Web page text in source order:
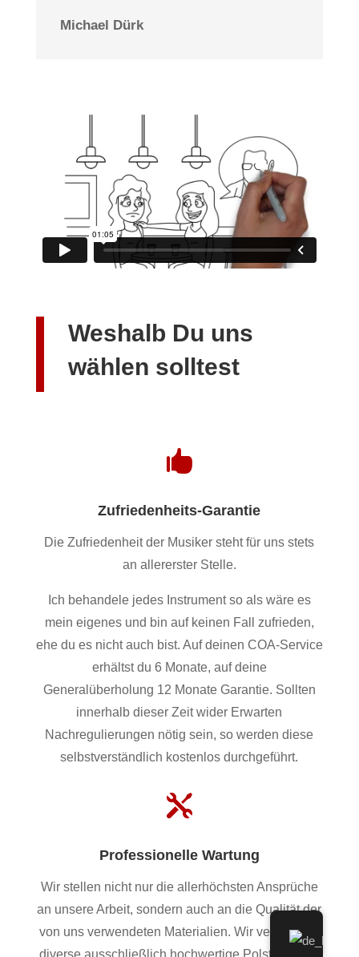
Michael Dürk
Weshalb Du uns
wählen solltest

Zufriedenheits-Garantie
Die Zufriedenheit der Musiker steht für uns stets
an allererster Stelle.
Ich behandele jedes Instrument so als wäre es
mein eigenes und bin auf keinen Fall zufrieden,
ehe du es nicht auch bist. Auf deinen COA-Service
erhältst du 6 Monate, auf deine
Generalüberholung 12 Monate Garantie. Sollten
innerhalb dieser Zeit wider Erwarten
Nachregulierungen nötig sein, so werden diese
selbstverständlich kostenlos durchgeführt.

Professionelle Wartung
Wir stellen nicht nur die allerhöchsten Ansprüche
an unsere Arbeit, sondern auch an die Qualität der
von uns verwendeten Materialien. Wir verwenden